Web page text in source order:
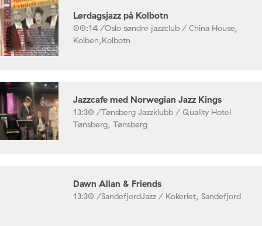
Lørdagsjazz på Kolbotn
00:14 /Oslo søndre jazzclub / China House,
Kolben,Kolbotn
Jazzcafe med Norwegian Jazz Kings
13:30 /Tønsberg Jazzklubb / Quality Hotel
Tønsberg, Tønsberg
Dawn Allan & Friends
13:30 /SandefjordJazz / Kokeriet, Sandefjord